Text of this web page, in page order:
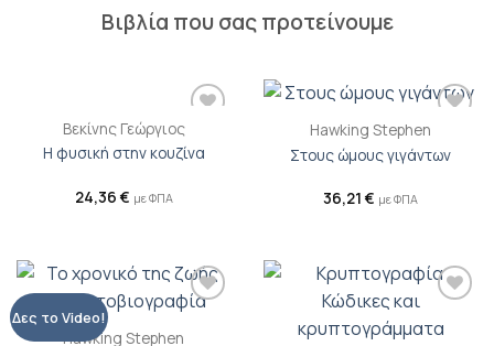
Βιβλία που σας προτείνουμε
Προσθήκη
βιβλίου
στη λίστα
Βεκίνης Γεώργιος
Η φυσική στην κουζίνα
24,36 € με ΦΠΑ
Προσθήκη
βιβλίου
στη λίστα
Hawking Stephen
Στους ώμους γιγάντων
36,21 € με ΦΠΑ
Δες το Video!
Προσθήκη
Hawking Stephen
βιβλίου